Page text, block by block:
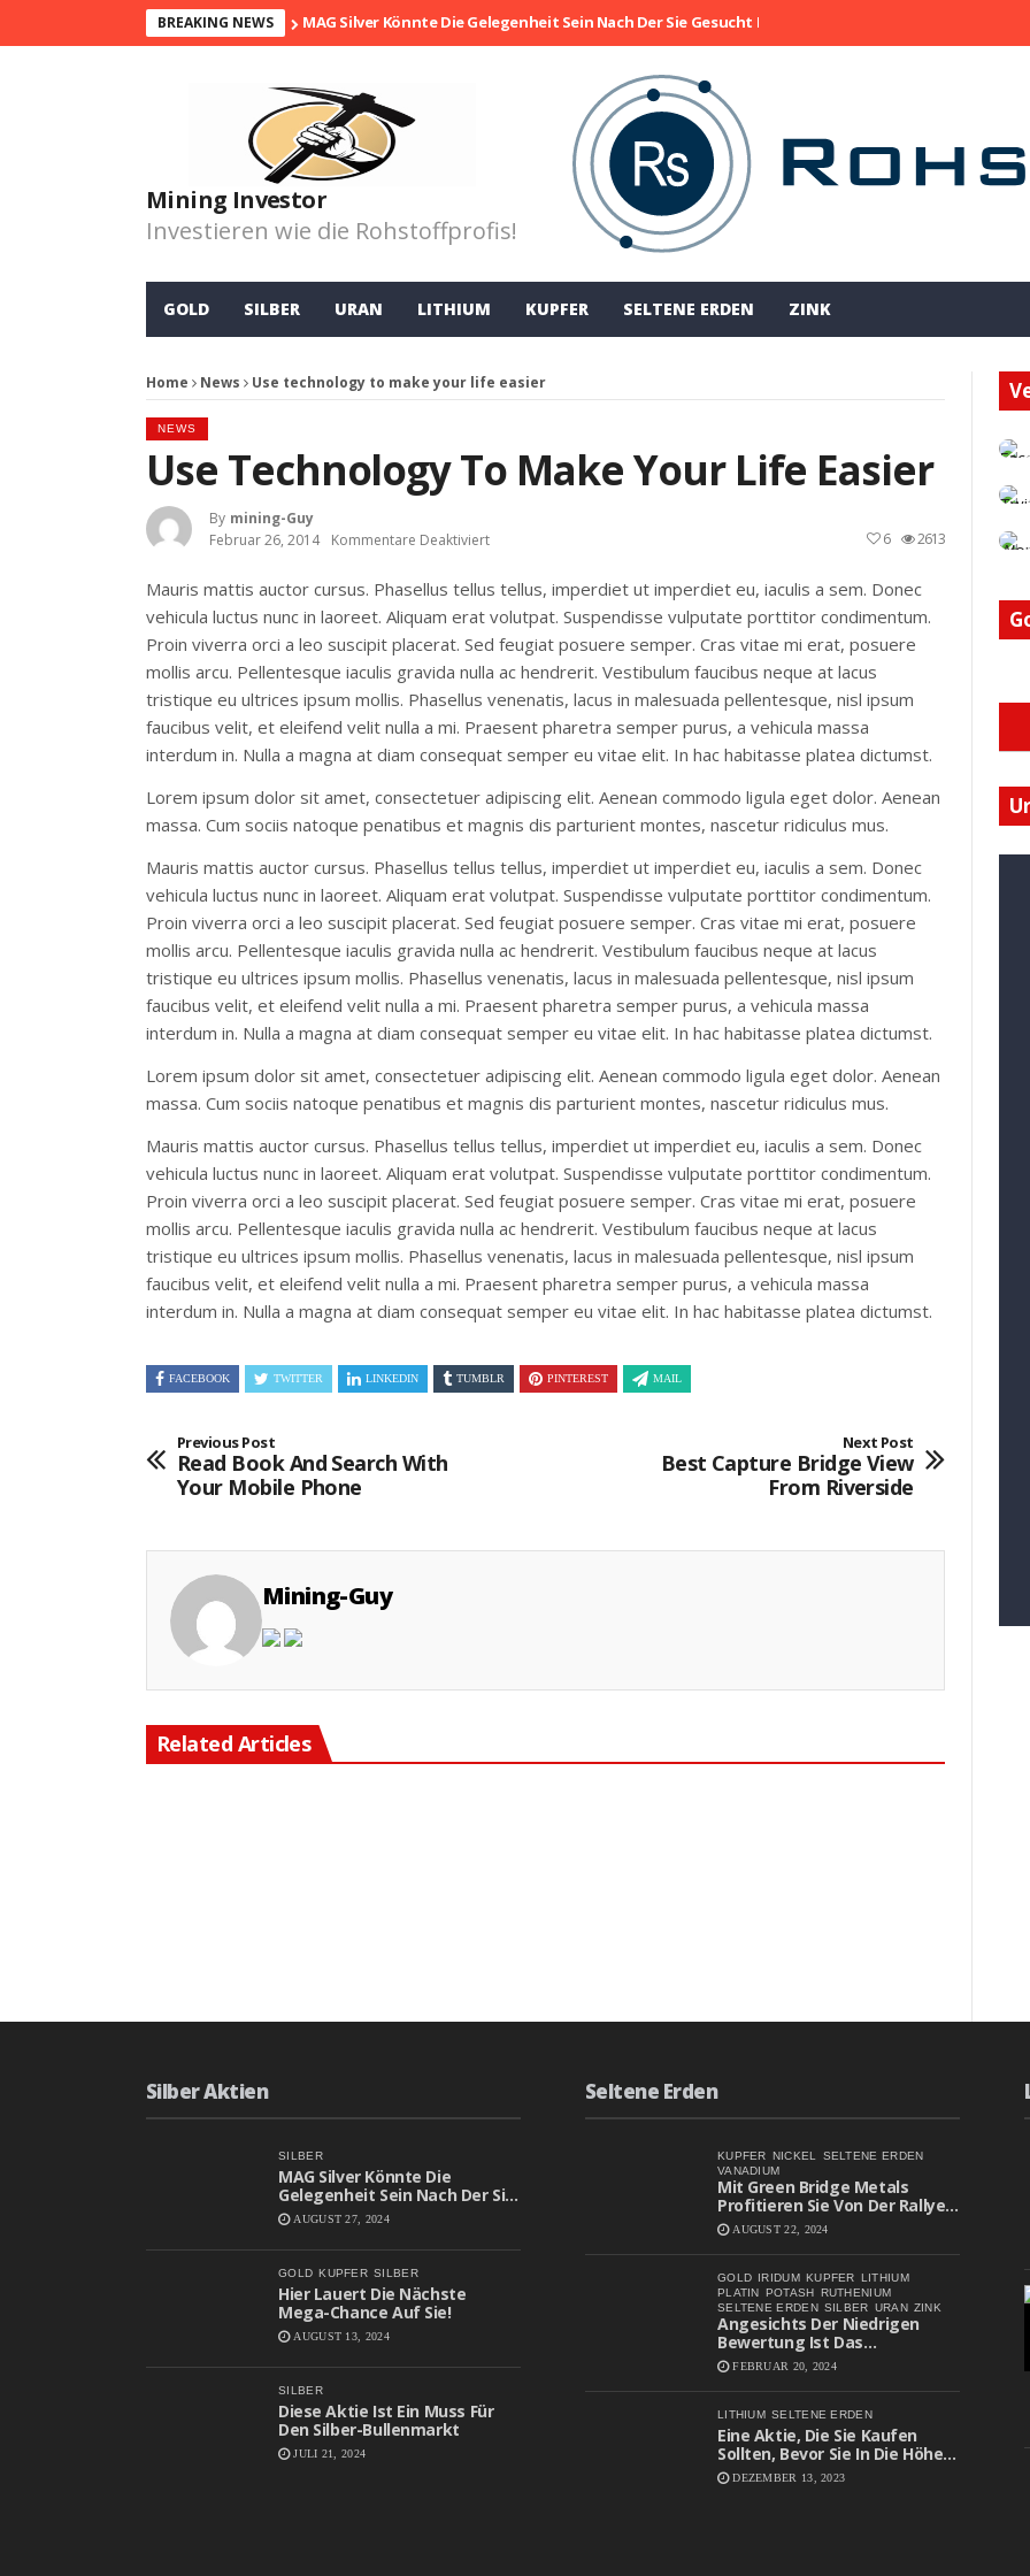
BREAKING NEWS MAG Silver Könnte Die Gelegenheit Sein Nach Der Sie Gesucht Haben Die Aktie Von Collective
Mining Investor
Investieren wie die Rohstoffprofis!
GOLD SILBER URAN LITHIUM KUPFER SELTENE ERDEN ZINK
Home News Use technology to make your life easier
NEWS
Use Technology To Make Your Life Easier
By Mining-Guy
Februar 26, 2014
Kommentare Deaktiviert
To
Make
Life
Easier
2613
6
Mauris mattis auctor cursus. Phasellus tellus tellus, imperdiet ut imperdiet eu, iaculis a sem. Donec
vehicula luctus nunc in laoreet. Aliquam erat volutpat. Suspendisse vulputate porttitor condimentum.
Proin viverra orci a leo suscipit placerat. Sed feugiat posuere semper. Cras vitae mi erat, posuere
mollis arcu. Pellentesque iaculis gravida nulla ac hendrerit. Vestibulum faucibus neque at lacus
tristique eu ultrices ipsum mollis. Phasellus venenatis, lacus in malesuada pellentesque, nisl ipsum
faucibus velit, et eleifend velit nulla a mi. Praesent pharetra semper purus, a vehicula massa
interdum in. Nulla a magna at diam consequat semper eu vitae elit. In hac habitasse platea dictumst.
Lorem ipsum dolor sit amet, consectetuer adipiscing elit. Aenean commodo ligula eget dolor. Aenean
massa. Cum sociis natoque penatibus et magnis dis parturient montes, nascetur ridiculus mus.
Mauris mattis auctor cursus. Phasellus tellus tellus, imperdiet ut imperdiet eu, iaculis a sem. Donec
vehicula luctus nunc in laoreet. Aliquam erat volutpat. Suspendisse vulputate porttitor condimentum.
Proin viverra orci a leo suscipit placerat. Sed feugiat posuere semper. Cras vitae mi erat, posuere
mollis arcu. Pellentesque iaculis gravida nulla ac hendrerit. Vestibulum faucibus neque at lacus
tristique eu ultrices ipsum mollis. Phasellus venenatis, lacus in malesuada pellentesque, nisl ipsum
faucibus velit, et eleifend velit nulla a mi. Praesent pharetra semper purus, a vehicula massa
interdum in. Nulla a magna at diam consequat semper eu vitae elit. In hac habitasse platea dictumst.
Lorem ipsum dolor sit amet, consectetuer adipiscing elit. Aenean commodo ligula eget dolor. Aenean
massa. Cum sociis natoque penatibus et magnis dis parturient montes, nascetur ridiculus mus.
Mauris mattis auctor cursus. Phasellus tellus tellus, imperdiet ut imperdiet eu, iaculis a sem. Donec
vehicula luctus nunc in laoreet. Aliquam erat volutpat. Suspendisse vulputate porttitor condimentum.
Proin viverra orci a leo suscipit placerat. Sed feugiat posuere semper. Cras vitae mi erat, posuere
mollis arcu. Pellentesque iaculis gravida nulla ac hendrerit. Vestibulum faucibus neque at lacus
tristique eu ultrices ipsum mollis. Phasellus venenatis, lacus in malesuada pellentesque, nisl ipsum
faucibus velit, et eleifend velit nulla a mi. Praesent pharetra semper purus, a vehicula massa
interdum in. Nulla a magna at diam consequat semper eu vitae elit. In hac habitasse platea dictumst.
FACEBOOK TWITTER LINKEDIN TUMBLR PINTEREST MAIL
Previous Post
Read Book And Search With
Your Mobile Phone
Next Post
Best Capture Bridge View
From Riverside
Mining-Guy
Related Articles
Silber Aktien
SILBER
MAG Silver Könnte Die
Gelegenheit Sein Nach Der Sie
Gesucht Haben
AUGUST 27, 2024
GOLD KUPFER SILBER
Hier Lauert Die Nächste
Mega-Chance Auf Sie!
AUGUST 13, 2024
SILBER
Diese Aktie Ist Ein Muss Für
Den Silber-Bullenmarkt
JULI 21, 2024
Seltene Erden
KUPFER NICKEL
SELTENE ERDEN
VANADIUM
Mit Green Bridge Metals
Profitieren Sie Von Der Rallye
Bei Batteriemetall-Aktien
AUGUST 22, 2024
GOLD IRIDUM KUPFER LITHIUM
PLATIN POTASH RUTHENIUM
SELTENE ERDEN SILBER URAN ZINK
Angesichts Der Niedrigen
Bewertung Ist Das
Aufwärtspotenzial Erheblich
FEBRUAR 20, 2024
LITHIUM SELTENE ERDEN
Eine Aktie, Die Sie Kaufen
Sollten, Bevor Sie In Die Höhe
Schießt
DEZEMBER 13, 2023